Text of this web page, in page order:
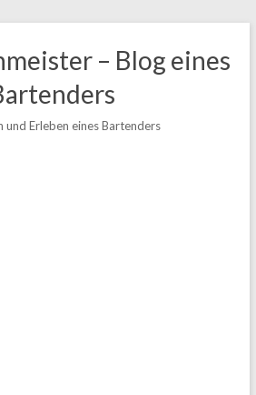
– Blog eines
und Erleben eines Bartenders